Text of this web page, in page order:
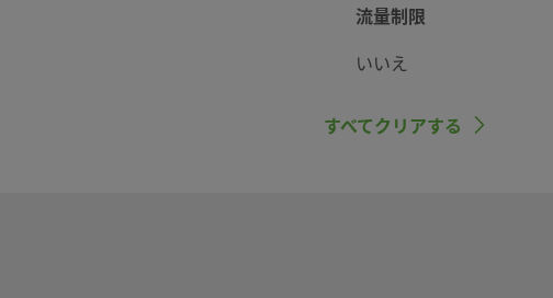
いいえ
流量制限
ボアード･スルー
すべてクリアする